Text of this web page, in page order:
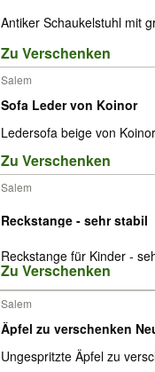
Antiker Schaukelstuhl mit
Zu Verschenken
Salem
Sofa Leder von Koinor
Ledersofa beige von Koinor
Zu Verschenken
Salem
Reckstange - sehr stabil
Reckstange für Kinder -
Zu Verschenken
Salem
Äpfel zu verschenken
Ungespritzte Äpfel zu